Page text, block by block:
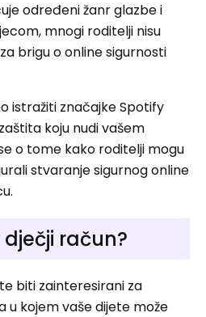
određeni žanr glazbe i
mnogi roditelji nisu
brigu o online sigurnosti
istražiti značajke Spotify
koju nudi vašem
o tome kako roditelji mogu
stvaranje sigurnog online
račun?
biti zainteresirani za
u kojem vaše dijete može